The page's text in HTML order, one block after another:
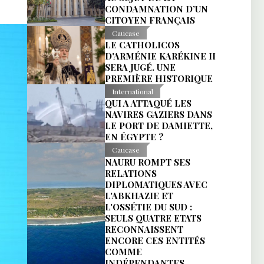
CONDAMNATION D’UN
CITOYEN FRANÇAIS
Caucase
LE CATHOLICOS
D'ARMÉNIE KARÉKINE II
SERA JUGÉ. UNE
PREMIÈRE HISTORIQUE
International
QUI A ATTAQUÉ LES
NAVIRES GAZIERS DANS
LE PORT DE DAMIETTE,
EN ÉGYPTE ?
Caucase
NAURU ROMPT SES
RELATIONS
DIPLOMATIQUES AVEC
L'ABKHAZIE ET
L'OSSÉTIE DU SUD :
SEULS QUATRE ETATS
RECONNAISSENT
ENCORE CES ENTITÉS
COMME